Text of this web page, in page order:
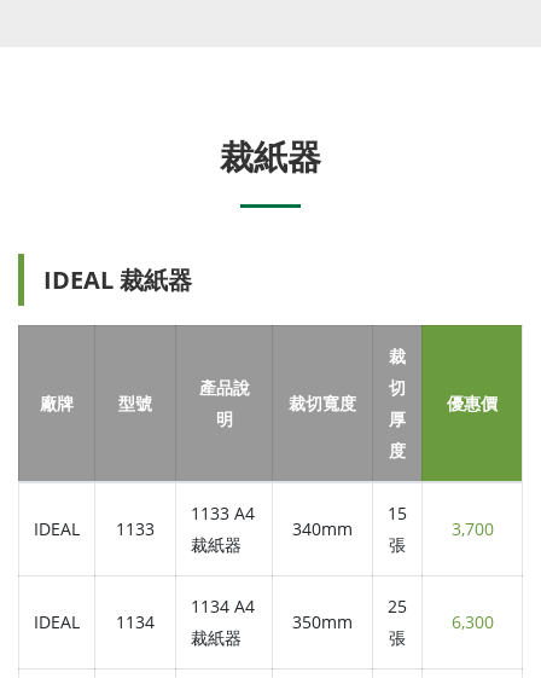
裁紙器
IDEAL 裁紙器
廠牌 型號
產品說
明
裁切寬度
裁
切
厚
度
優惠價
IDEAL 1133
1133 A4
裁紙器
340mm
15
張
3,700
IDEAL 1134
1134 A4
裁紙器
350mm
25
張
6,300